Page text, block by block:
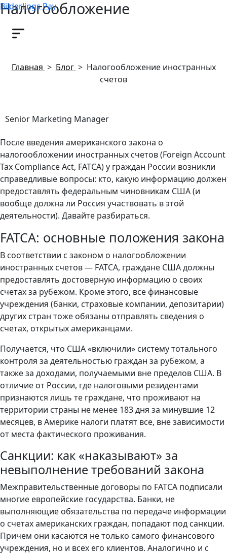
Bilderlings Pay
Налогообложение
иностранных счетов
Главная > Блог > Налогообложение иностранных
счетов
Senior Marketing Manager
После введения американского закона о
налогообложении иностранных счетов (Foreign Account
Tax Compliance Act, FATCA) у граждан России возникли
справедливые вопросы: кто, какую информацию должен
предоставлять федеральным чиновникам США (и
вообще должна ли Россия участвовать в этой
деятельности). Давайте разбираться.
FATCA: основные положения закона
В соответствии с законом о налогообложении
иностранных счетов — FATCA, граждане США должны
предоставлять достоверную информацию о своих
счетах за рубежом. Кроме этого, все финансовые
учреждения (банки, страховые компании, депозитарии)
других стран тоже обязаны отправлять сведения о
счетах, открытых американцами.
Получается, что США «включили» систему тотального
контроля за деятельностью граждан за рубежом, а
также за доходами, получаемыми вне пределов США. В
отличие от России, где налоговыми резидентами
признаются лишь те граждане, что проживают на
территории страны не менее 183 дня за минувшие 12
месяцев, в Америке налоги платят все, вне зависимости
от места фактического проживания.
Санкции: как «наказывают» за
невыполнение требований закона
Межправительственные договоры по FATCA подписали
многие европейские государства. Банки, не
выполняющие обязательства по передаче информации
о счетах американских граждан, попадают под санкции.
Причем они касаются не только самого финансового
учреждения, но и всех его клиентов. Аналогично и с